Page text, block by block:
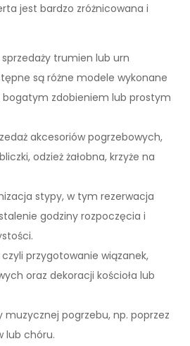
jest bardzo zróżnicowana i
trumien lub urn
są różne modele wykonane
bogatym zdobieniem lub prostym
akcesoriów pogrzebowych,
odzież żałobna, krzyże na
stypy, w tym rezerwacja
godziny rozpoczęcia i
przygotowanie wiązanek,
oraz dekoracji kościoła lub
muzycznej pogrzebu, np. poprzez
lub chóru.